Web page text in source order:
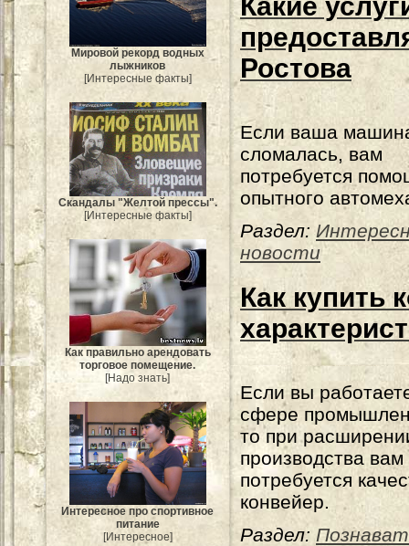
Мировой рекорд водных
лыжников
[Интересные факты]
Скандалы "Желтой прессы".
[Интересные факты]
Как правильно арендовать
торговое помещение.
[Надо знать]
Интересное про спортивное
питание
[Интересное]
Ростова
Если ваша
сломалась, вам
потребуется
опытного
Раздел:
новости
Как купить
Если вы
сфере
то при
производства вам
потребуется
конвейер.
Раздел: